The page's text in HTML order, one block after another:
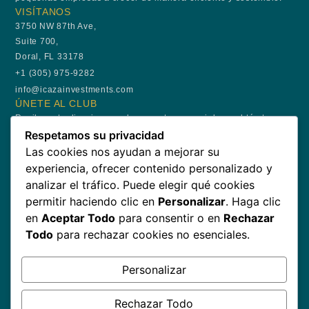
VISÍTANOS
3750 NW 87th Ave,
Suite 700,
Doral, FL 33178
+1 (305) 975-9282
info@icazainvestments.com
ÚNETE AL CLUB
Recibe actualizaciones sobre eventos especiales y obtén tu
primera bebida por nuestra cuenta.
SUSCRÍBETE
Copyright © 2026 – Icaza Investments Corp. Todos los
Derechos Reservados
Hecho con por ZeusWebdesign
Respetamos su privacidad
Las cookies nos ayudan a mejorar su
experiencia, ofrecer contenido personalizado y
analizar el tráfico. Puede elegir qué cookies
permitir haciendo clic en Personalizar. Haga clic
en Aceptar Todo para consentir o en Rechazar
Todo para rechazar cookies no esenciales.
Personalizar
Rechazar Todo